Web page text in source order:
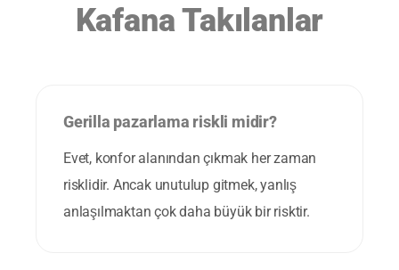
Kafana Takılanlar
Gerilla pazarlama riskli midir?
Evet, konfor alanından çıkmak her zaman
risklidir. Ancak unutulup gitmek, yanlış
anlaşılmaktan çok daha büyük bir risktir.